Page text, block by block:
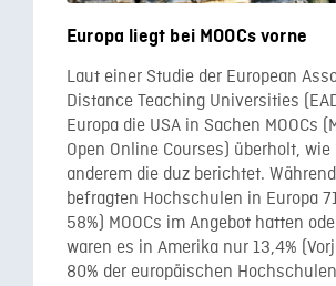
Europa liegt bei MOOCs vorne
Laut einer Studie der European
Distance Teaching Universities
Europa die USA in Sachen MOOCs
Open Online Courses) überholt,
anderem die duz berichtet.
befragten Hochschulen in Europa
58%) MOOCs im Angebot hatten
waren es in Amerika nur 13,4%
80% der europäischen